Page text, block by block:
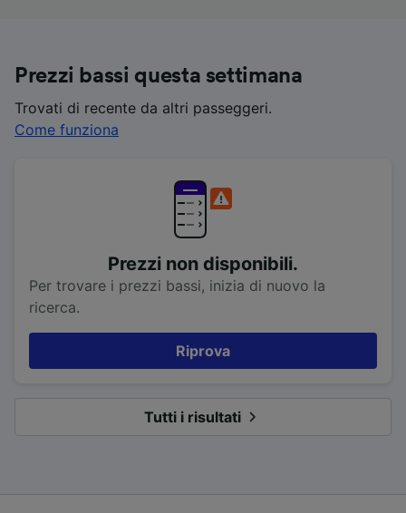
Prezzi bassi questa settimana
Trovati di recente da altri passeggeri.
Come funziona
Prezzi non disponibili.
Per trovare i prezzi bassi, inizia di nuovo la
ricerca.
Riprova
Tutti i risultati